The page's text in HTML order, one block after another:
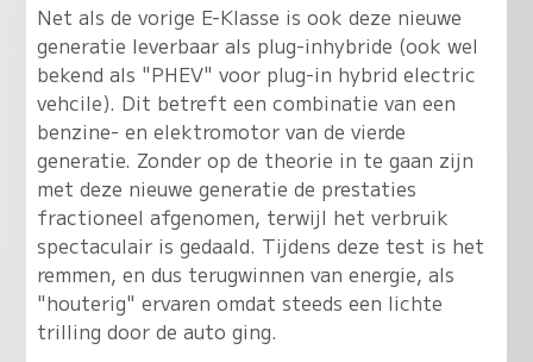
Net als de vorige E-Klasse is ook deze nieuwe
generatie leverbaar als plug-inhybride (ook wel
bekend als "PHEV" voor plug-in hybrid electric
vehcile). Dit betreft een combinatie van een
benzine- en elektromotor van de vierde
generatie. Zonder op de theorie in te gaan zijn
met deze nieuwe generatie de prestaties
fractioneel afgenomen, terwijl het verbruik
spectaculair is gedaald. Tijdens deze test is het
remmen, en dus terugwinnen van energie, als
"houterig" ervaren omdat steeds een lichte
trilling door de auto ging.